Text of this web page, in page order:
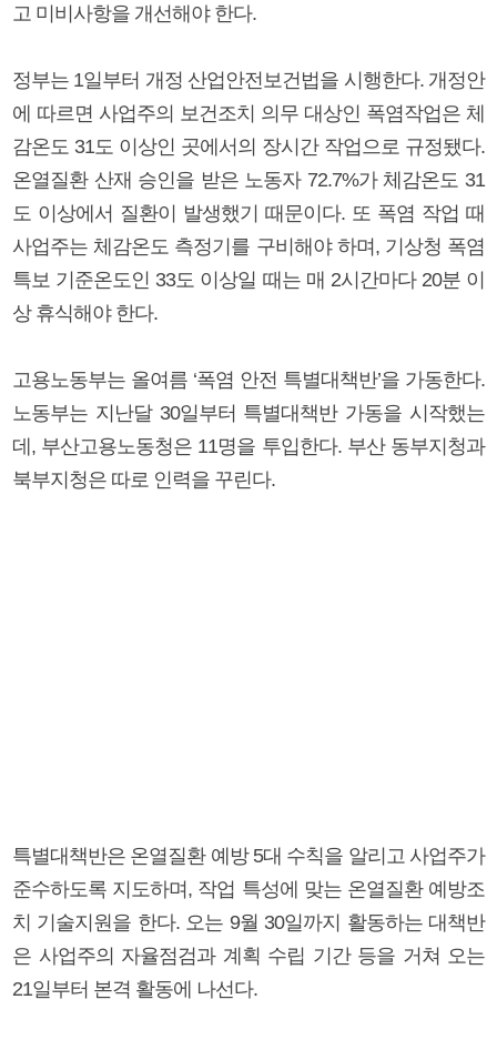
고 미비사항을 개선해야 한다.
정부는 1일부터 개정 산업안전보건법을 시행한다. 개정안
에 따르면 사업주의 보건조치 의무 대상인 폭염작업은 체
감온도 31도 이상인 곳에서의 장시간 작업으로 규정됐다.
온열질환 산재 승인을 받은 노동자 72.7%가 체감온도 31
도 이상에서 질환이 발생했기 때문이다. 또 폭염 작업 때
사업주는 체감온도 측정기를 구비해야 하며, 기상청 폭염
특보 기준온도인 33도 이상일 때는 매 2시간마다 20분 이
상 휴식해야 한다.
고용노동부는 올여름 ‘폭염 안전 특별대책반’을 가동한다.
노동부는 지난달 30일부터 특별대책반 가동을 시작했는
데, 부산고용노동청은 11명을 투입한다. 부산 동부지청과
북부지청은 따로 인력을 꾸린다.
특별대책반은 온열질환 예방 5대 수칙을 알리고 사업주가
준수하도록 지도하며, 작업 특성에 맞는 온열질환 예방조
치 기술지원을 한다. 오는 9월 30일까지 활동하는 대책반
은 사업주의 자율점검과 계획 수립 기간 등을 거쳐 오는
21일부터 본격 활동에 나선다.